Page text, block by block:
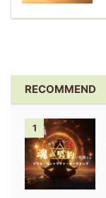
RECOMMEND
1